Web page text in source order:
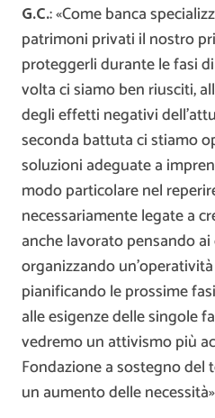
G.C.: «Come banca
patrimoni privati il nostro
proteggerli durante le fasi
volta ci siamo ben riusciti,
degli effetti negativi
seconda battuta ci stiamo
soluzioni adeguate a
modo particolare nel
necessariamente legate a
anche lavorato pensando
organizzando
pianificando le prossime
alle esigenze delle singole
vedremo un attivismo più
Fondazione a sostegno
un aumento delle